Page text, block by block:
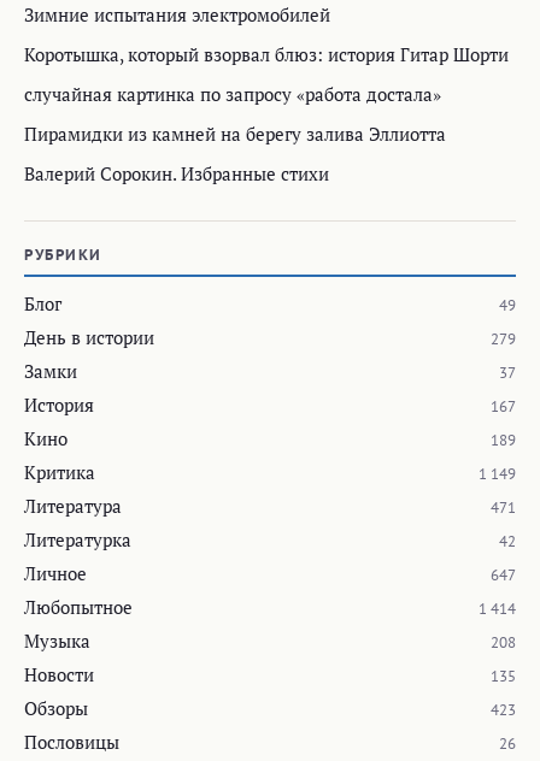
Зимние испытания электромобилей
Коротышка, который взорвал блюз: история Гитар Шорти
случайная картинка по запросу «работа достала»
Пирамидки из камней на берегу залива Эллиотта
Валерий Сорокин. Избранные стихи
РУБРИКИ
Блог 49
День в истории 279
Замки 37
История 167
Кино 189
Критика 1 149
Литература 471
Литературка 42
Личное 647
Любопытное 1 414
Музыка 208
Новости 135
Обзоры 423
Пословицы 26